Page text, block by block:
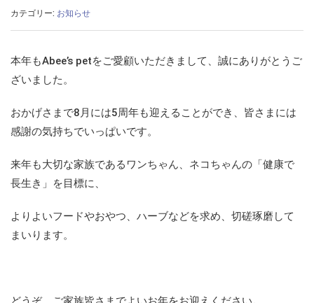
カテゴリー: お知らせ
本年もAbee’s petをご愛顧いただきまして、誠にありがとうご
ざいました。
おかげさまで8月には5周年も迎えることができ、皆さまには
感謝の気持ちでいっぱいです。
来年も大切な家族であるワンちゃん、ネコちゃんの「健康で
長生き」を目標に、
よりよいフードやおやつ、ハーブなどを求め、切磋琢磨して
まいります。